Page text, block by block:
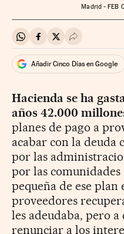
Madrid - FEB
Compartir en Whatsapp
Compartir en
Compartir en
Desplegar
Añadir Cinco Días en Google
Hacienda se ha
años 42.000
planes de pago a
acabar con la deuda
por las
por las
pequeña de ese plan
proveedores
les adeudaba, pero
renunciar a los